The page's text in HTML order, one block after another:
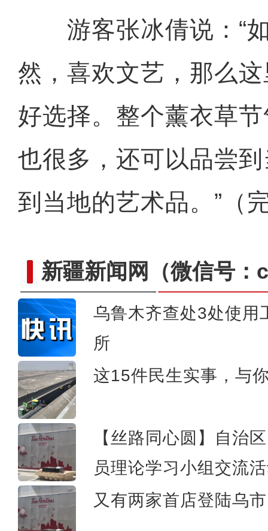
游客张冰倩说：“如
然，喜欢文艺，那么
好选择。整个薰衣草
也很多，还可以品尝
到当地的艺术品。”（
新疆新闻网 （微信号
乌鲁木齐查处3处使用
所
这15件民生实事，与
【丝路同心圆】自治
员理论学习小组交流
又有两家首店登陆乌
《游在新疆、吃住在兵团》